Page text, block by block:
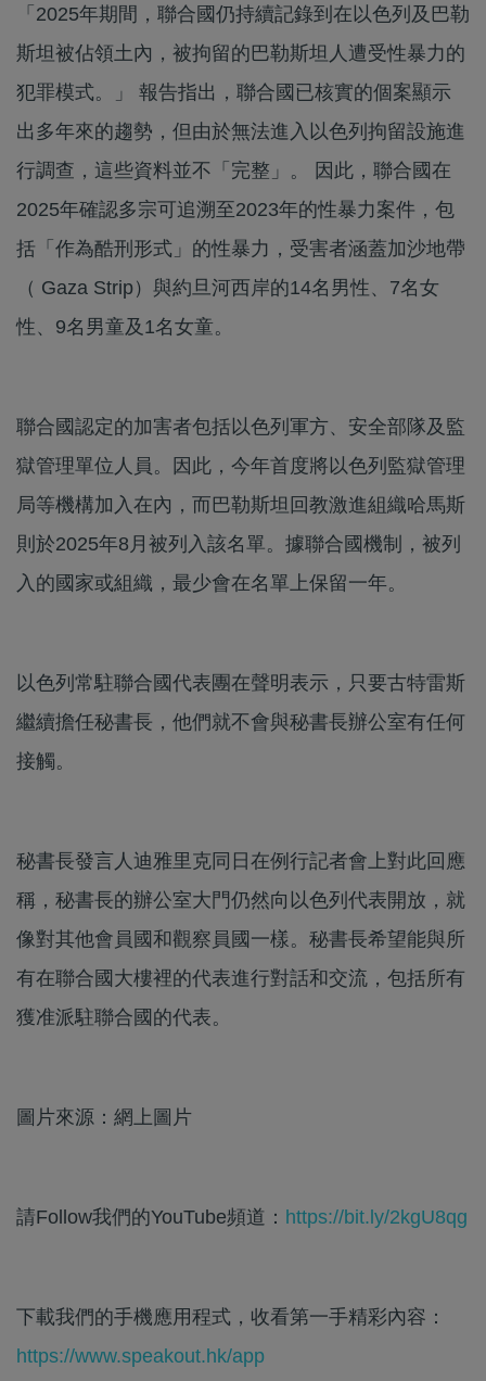
「2025年期間，聯合國仍持續記錄到在以色列及巴勒
斯坦被佔領土內，被拘留的巴勒斯坦人遭受性暴力的
犯罪模式。」 報告指出，聯合國已核實的個案顯示
出多年來的趨勢，但由於無法進入以色列拘留設施進
行調查，這些資料並不「完整」。 因此，聯合國在
2025年確認多宗可追溯至2023年的性暴力案件，包
括「作為酷刑形式」的性暴力，受害者涵蓋加沙地帶
（ Gaza Strip）與約旦河西岸的14名男性、7名女
性、9名男童及1名女童。
聯合國認定的加害者包括以色列軍方、安全部隊及監
獄管理單位人員。因此，今年首度將以色列監獄管理
局等機構加入在內，而巴勒斯坦回教激進組織哈馬斯
則於2025年8月被列入該名單。據聯合國機制，被列
入的國家或組織，最少會在名單上保留一年。
以色列常駐聯合國代表團在聲明表示，只要古特雷斯
繼續擔任秘書長，他們就不會與秘書長辦公室有任何
接觸。
秘書長發言人迪雅里克同日在例行記者會上對此回應
稱，秘書長的辦公室大門仍然向以色列代表開放，就
像對其他會員國和觀察員國一樣。秘書長希望能與所
有在聯合國大樓裡的代表進行對話和交流，包括所有
獲准派駐聯合國的代表。
圖片來源：網上圖片
請Follow我們的YouTube頻道： https://bit.ly/2kgU8qg
下載我們的手機應用程式，收看第一手精彩內容：
https://www.speakout.hk/app